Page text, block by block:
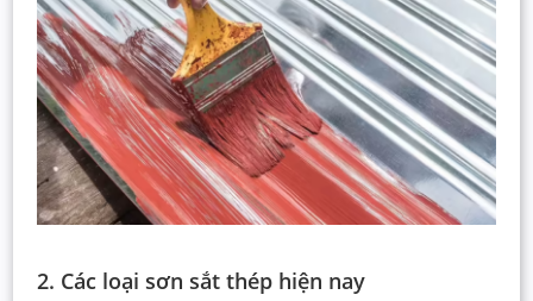
2. Các loại sơn sắt thép hiện nay